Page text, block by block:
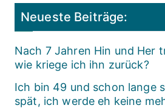
Neueste Beiträge:
Nach 7 Jahren Hin und Her
wie kriege ich ihn zurück?
Ich bin 49 und schon lange
spät, ich werde eh keine